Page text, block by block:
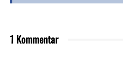
1 Kommentar